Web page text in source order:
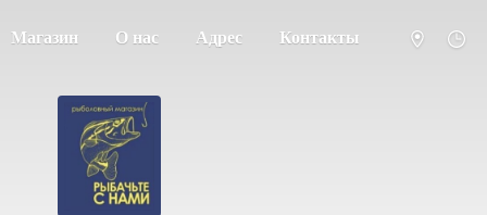
Магазин О нас Адрес Контакты